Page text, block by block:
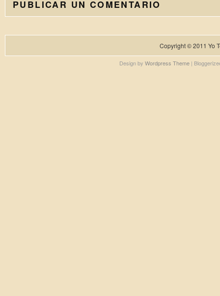
PUBLICAR UN COMENTARIO
Copyright © 2011 Yo
Design by Wordpress Theme|